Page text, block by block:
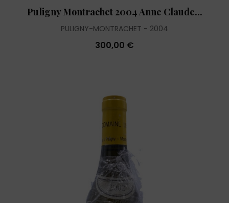
Puligny Montrachet 2004 Anne Claude...
PULIGNY-MONTRACHET 2004
300,00 €